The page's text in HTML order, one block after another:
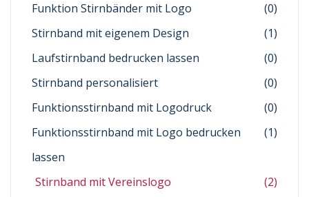
Funktion Stirnbänder mit Logo
(0)
Stirnband mit eigenem Design
(1)
Laufstirnband bedrucken lassen
(0)
Stirnband personalisiert
(0)
Funktionsstirnband mit Logodruck
(0)
Funktionsstirnband mit Logo bedrucken
lassen
(1)
Stirnband mit Vereinslogo
(2)